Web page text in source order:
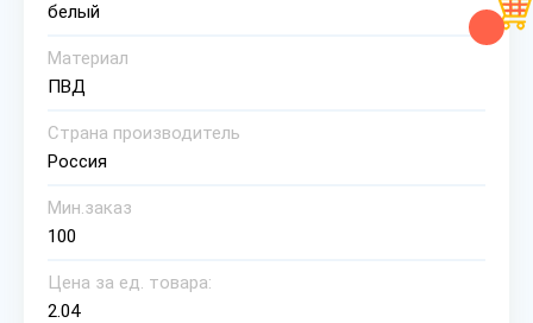
белый
Материал
ПВД
Страна производитель
Россия
Мин.заказ
100
Цена за ед. товара:
2.04